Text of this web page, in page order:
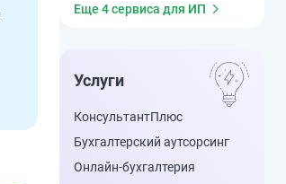
Еще 4 сервиса для ИП
Услуги
КонсультантПлюс
Бухгалтерский аутсорсинг
Онлайн-бухгалтерия